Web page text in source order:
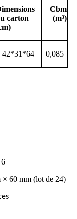
carton
Cbm
(m³)
42*31*64 0,085
× 60 mm (lot de 24)